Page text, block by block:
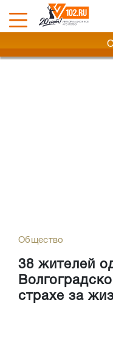
Общество
38 жителей
страхе за